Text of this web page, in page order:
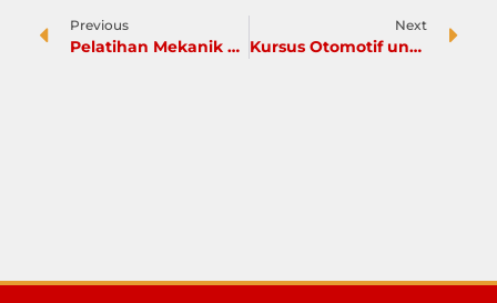
Previous
Pelatihan Mekanik Mobil: Panduan Ringkas untuk Menjadi Ahli di Bidang Perbaikan Mobil
Next
Kursus Otomotif untuk Pemula atau Lulusan SMK TKR